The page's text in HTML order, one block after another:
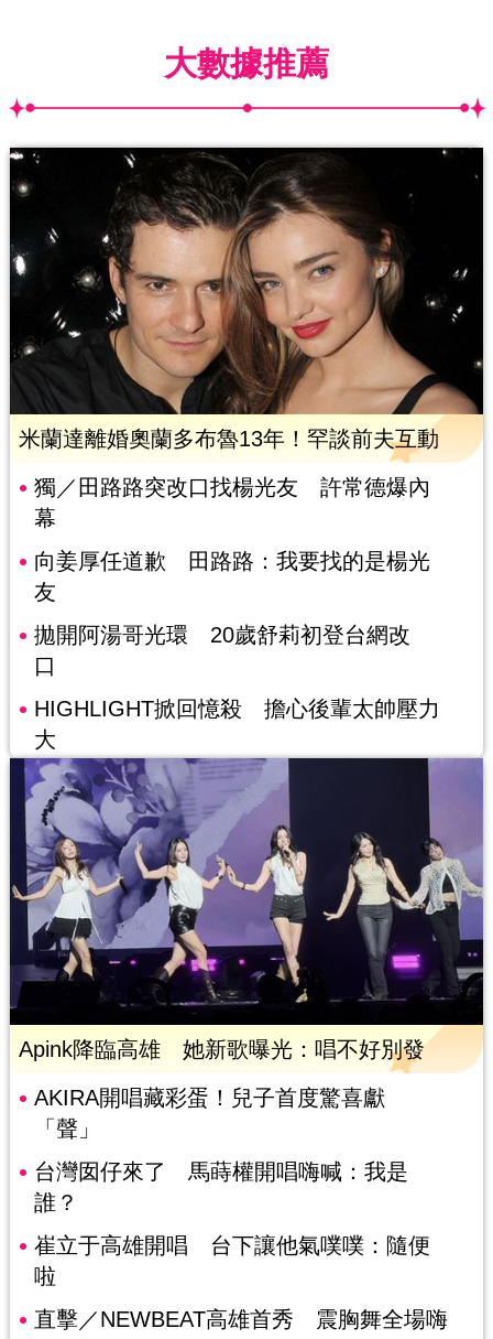
大數據推薦
米蘭達離婚奧蘭多布魯13年！罕談前夫互動
獨／田路路突改口找楊光友 許常德爆內
幕
向姜厚任道歉 田路路：我要找的是楊光
友
拋開阿湯哥光環 20歲舒莉初登台網改
口
HIGHLIGHT掀回憶殺 擔心後輩太帥壓力
大
Apink降臨高雄 她新歌曝光：唱不好別發
AKIRA開唱藏彩蛋！兒子首度驚喜獻
「聲」
台灣囡仔來了 馬蒔權開唱嗨喊：我是
誰？
崔立于高雄開唱 台下讓他氣噗噗：隨便
啦
直擊／NEWBEAT高雄首秀 震胸舞全場嗨